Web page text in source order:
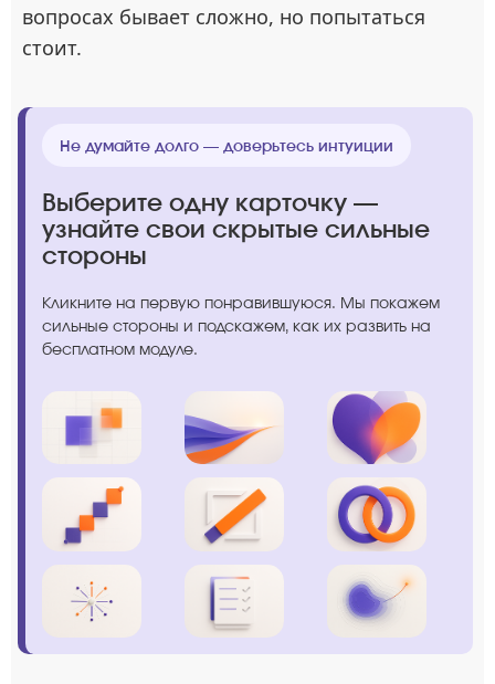
вопросах бывает сложно, но попытаться
стоит.
Не думайте долго — доверьтесь интуиции
Выберите одну карточку —
узнайте свои скрытые сильные
стороны
Кликните на первую понравившуюся. Мы покажем
сильные стороны и подскажем, как их развить на
бесплатном модуле.